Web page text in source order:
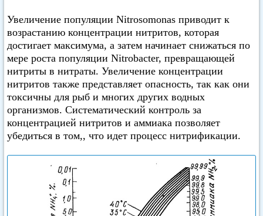
Увеличение популяции Nitrosomonas приводит к
возрастанию концентрации нитритов, которая
достигает максимума, а затем начинает снижаться по
мере роста популяции Nitrobacter, превращающей
нитриты в нитраты. Увеличение концентрации
нитритов также представляет опасность, так как они
токсичны для рыб и многих других водных
организмов. Систематический контроль за
концентрацией нитритов и аммиака позволяет
убедиться в том,, что идет процесс нитрификации.